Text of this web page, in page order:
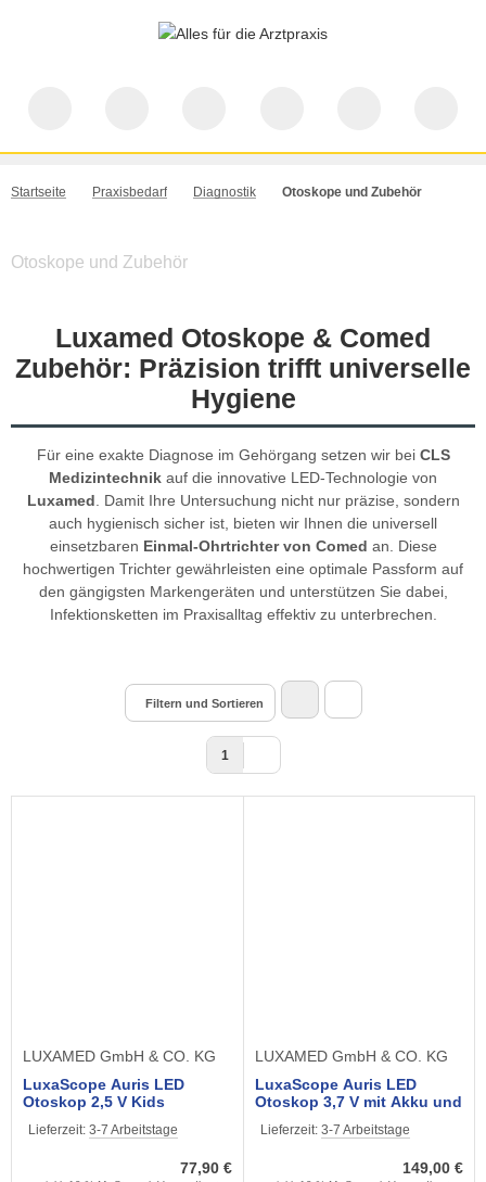
Startseite Praxisbedarf Diagnostik Otoskope und Zubehör
Otoskope und Zubehör
Luxamed Otoskope & Comed
Zubehör: Präzision trifft universelle
Hygiene
Für eine exakte Diagnose im Gehörgang setzen wir bei CLS
Medizintechnik auf die innovative LED-Technologie von
Luxamed . Damit Ihre Untersuchung nicht nur präzise, sondern
auch hygienisch sicher ist, bieten wir Ihnen die universell
einsetzbaren Einmal-Ohrtrichter von Comed an. Diese
hochwertigen Trichter gewährleisten eine optimale Passform auf
den gängigsten Markengeräten und unterstützen Sie dabei,
Infektionsketten im Praxisalltag effektiv zu unterbrechen.
Filtern und Sortieren
1
LUXAMED GmbH & CO. KG
LuxaScope Auris LED
Otoskop 2,5 V Kids
Lieferzeit: 3-7 Arbeitstage
77,90 €
LUXAMED GmbH & CO. KG
LuxaScope Auris LED
Otoskop 3,7 V mit Akku und
Lieferzeit: 3-7 Arbeitstage
149,00 €